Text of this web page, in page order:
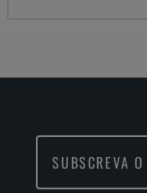
SUBSCREVA